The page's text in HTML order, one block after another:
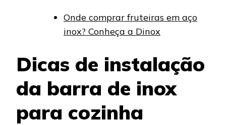
Onde comprar fruteiras em aço
inox? Conheça a Dinox
Dicas de instalação
da barra de inox
para cozinha